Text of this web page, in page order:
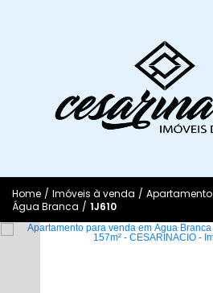
Home / Imóveis à venda / Apartamento
Água Branca / 1J610